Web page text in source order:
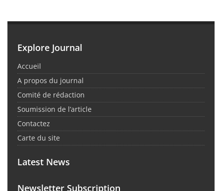
Explore Journal
Accueil
A propos du journal
Comité de rédaction
Soumission de l’article
Contactez
Carte du site
Latest News
Newsletter Subscription